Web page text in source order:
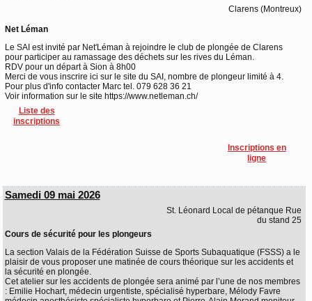
Clarens (Montreux)
Net Léman
Le SAI est invité par Net'Léman à rejoindre le club de plongée de Clarens
pour participer au ramassage des déchets sur les rives du Léman.
RDV pour un départ à Sion à 8h00
Merci de vous inscrire ici sur le site du SAI, nombre de plongeur limité à 4.
Pour plus d'info contacter Marc tel. 079 628 36 21
Voir information sur le site https://www.netleman.ch/
Liste des
inscriptions
Inscriptions en
ligne
Samedi 09 mai 2026
St. Léonard Local de pétanque Rue
du stand 25
Cours de sécurité pour les plongeurs
La section Valais de la Fédération Suisse de Sports Subaquatique (FSSS) a le
plaisir de vous proposer une matinée de cours théorique sur les accidents et
la sécurité en plongée.
Cet atelier sur les accidents de plongée sera animé par l’une de nos membres
: Emilie Hochart, médecin urgentiste, spécialisé hyperbare, Mélody Favre